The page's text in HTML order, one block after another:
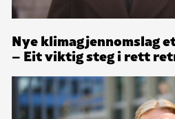
Nye klimagjennomslag
– Eit viktig steg i rett